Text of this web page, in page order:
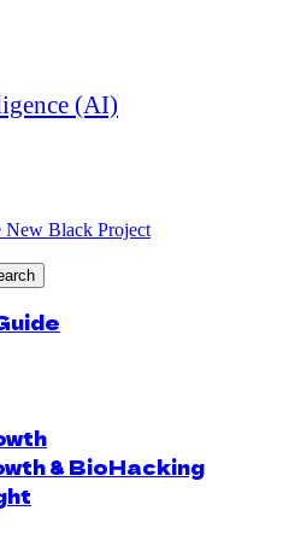
(AI)
& BioHacking